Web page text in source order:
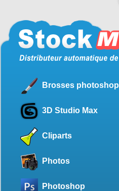
Brosses photoshop
3D Studio Max
Cliparts
Photos
Photoshop